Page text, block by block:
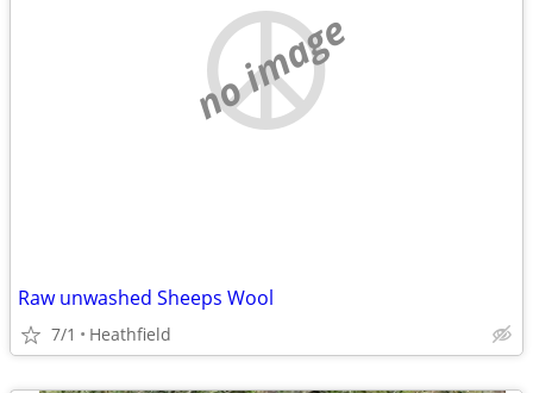
no image
Raw unwashed Sheeps Wool
7/1 Heathfield